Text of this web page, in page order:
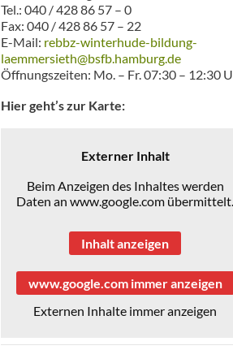
Tel.: 040 / 428 86 57 – 0
Fax: 040 / 428 86 57 – 22
E-Mail: rebbz-winterhude-bildung-
laemmersieth@bsfb.hamburg.de
Öffnungszeiten: Mo. – Fr. 07:30 – 12:30
Hier geht’s zur Karte:
Externer Inhalt
Beim Anzeigen des Inhaltes werden
Daten an www.google.com übermittelt.
Inhalt anzeigen
www.google.com immer anzeigen
Externen Inhalte immer anzeigen